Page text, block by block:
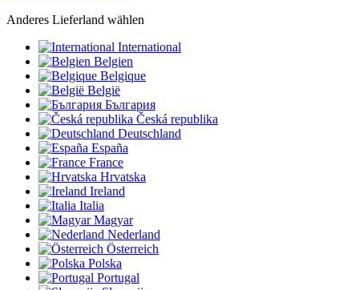
Anderes Lieferland wählen
International
Belgien
Belgique
België
България
Česká republika
Deutschland
España
France
Hrvatska
Ireland
Italia
Magyar
Nederland
Österreich
Polska
Portugal